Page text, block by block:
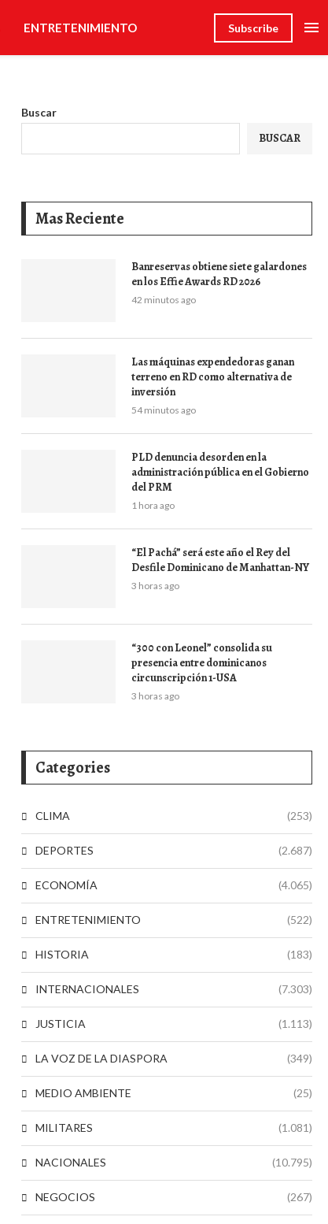
ENTRETENIMIENTO Subscribe
Buscar
BUSCAR
Mas Reciente
Banreservas obtiene siete galardones
en los Effie Awards RD 2026
42 minutos ago
Las máquinas expendedoras ganan
terreno en RD como alternativa de
inversión
54 minutos ago
PLD denuncia desorden en la
administración pública en el Gobierno
del PRM
1 hora ago
“El Pachá” será este año el Rey del
Desfile Dominicano de Manhattan-NY
3 horas ago
“300 con Leonel” consolida su
presencia entre dominicanos
circunscripción 1-USA
3 horas ago
Categories
CLIMA (253)
DEPORTES (2.687)
ECONOMÍA (4.065)
ENTRETENIMIENTO (522)
HISTORIA (183)
INTERNACIONALES (7.303)
JUSTICIA (1.113)
LA VOZ DE LA DIASPORA (349)
MEDIO AMBIENTE (25)
MILITARES (1.081)
NACIONALES (10.795)
NEGOCIOS (267)